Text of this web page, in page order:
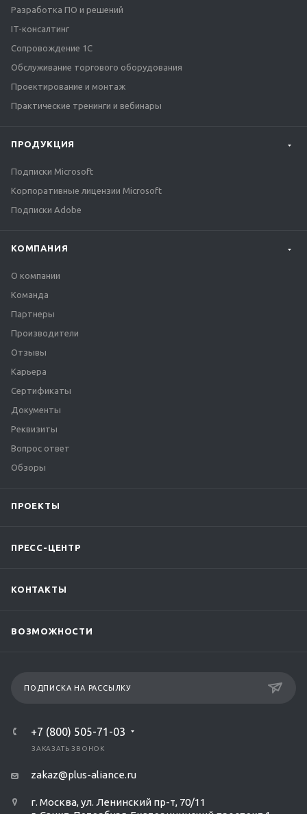
Разработка ПО и решений
IT-консалтинг
Сопровождение 1С
Обслуживание торгового оборудования
Проектирование и монтаж
Практические тренинги и вебинары
ПРОДУКЦИЯ
Подписки Microsoft
Корпоративные лицензии Microsoft
Подписки Adobe
КОМПАНИЯ
О компании
Команда
Партнеры
Производители
Отзывы
Карьера
Сертификаты
Документы
Реквизиты
Вопрос ответ
Обзоры
ПРОЕКТЫ
ПРЕСС-ЦЕНТР
КОНТАКТЫ
ВОЗМОЖНОСТИ
ПОДПИСКА НА РАССЫЛКУ
+7 (800) 505-71-03
ЗАКАЗАТЬ ЗВОНОК
zakaz@plus-aliance.ru
г. Москва, ул. Ленинский пр-т, 70/11